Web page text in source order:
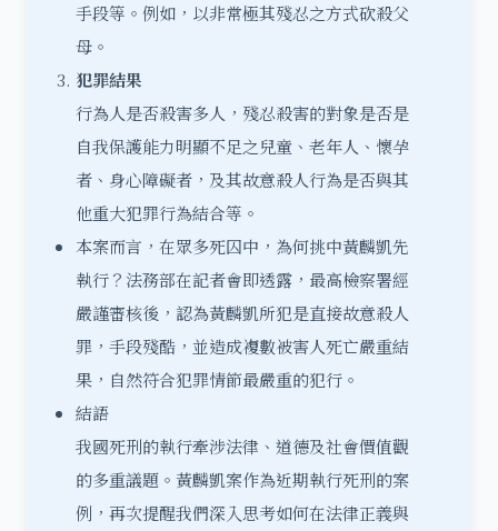
手段等。例如，以非常極其殘忍之方式砍殺父
母。
犯罪結果
行為人是否殺害多人，殘忍殺害的對象是否是
自我保護能力明顯不足之兒童、老年人、懷孕
者、身心障礙者，及其故意殺人行為是否與其
他重大犯罪行為結合等。
本案而言，在眾多死囚中，為何挑中黃麟凱先
執行？法務部在記者會即透露，最高檢察署經
嚴謹審核後，認為黃麟凱所犯是直接故意殺人
罪，手段殘酷，並造成複數被害人死亡嚴重結
果，自然符合犯罪情節最嚴重的犯行。
結語
我國死刑的執行牽涉法律、道德及社會價值觀
的多重議題。黃麟凱案作為近期執行死刑的案
例，再次提醒我們深入思考如何在法律正義與